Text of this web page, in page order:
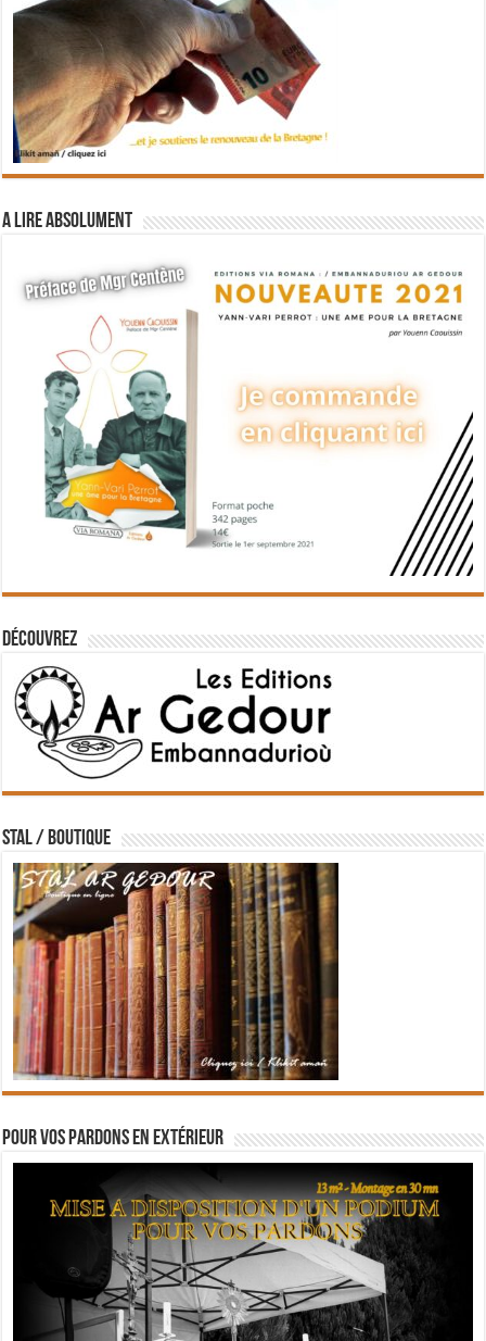
A lire absolument
Découvrez
STAL / BOUTIQUE
Pour vos pardons en extérieur